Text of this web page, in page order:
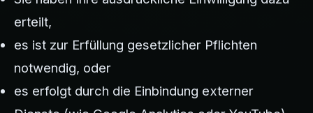
erteilt,
es ist zur Erfüllung gesetzlicher Pflichten
notwendig, oder
es erfolgt durch die Einbindung externer